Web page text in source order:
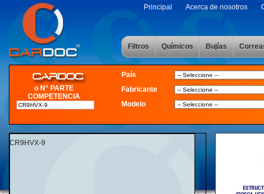
Principal Acerca de nosotros
Filtros Químicos Bujías
o N° PARTE
COMPETENCIA
País
Fabricante
Modelo
CR9HVX-9